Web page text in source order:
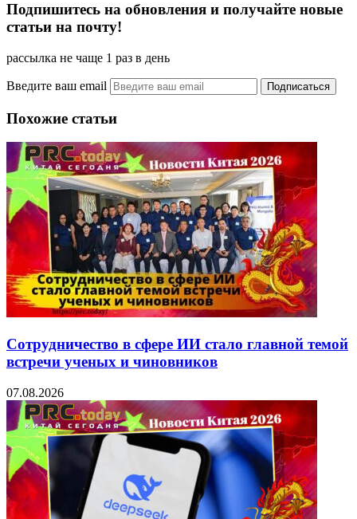
Подпишитесь на обновления и получайте новые
статьи на почту!
рассылка не чаще 1 раз в день
Введите ваш email
Похожие статьи
Сотрудничество в сфере ИИ стало главной темой
встречи ученых и чиновников
07.08.2026